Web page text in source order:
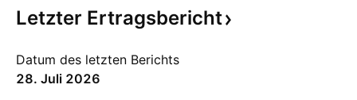
Letzter Ertragsbericht
Datum des letzten Berichts
28. Juli 2026